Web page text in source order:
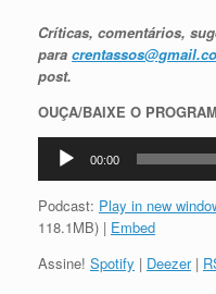
Críticas, comentários,
para
post.
OUÇA/BAIXE O
Tocador
00:00
Podcast: Play in new
118.1MB) | Embed
Assine! Spotify | Deezer|